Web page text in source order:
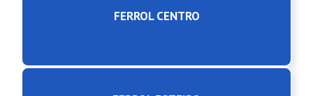
FERROL CENTRO